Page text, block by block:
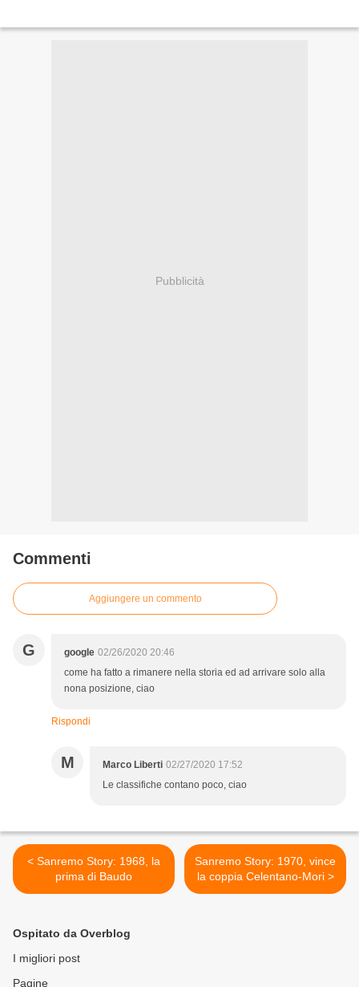
Pubblicità
Commenti
Aggiungere un commento
G google 02/26/2020 20:46
come ha fatto a rimanere nella storia ed ad arrivare solo alla
nona posizione, ciao
Rispondi
M Marco Liberti 02/27/2020 17:52
Le classifiche contano poco, ciao
< Sanremo Story: 1968, la
prima di Baudo
Sanremo Story: 1970, vince
la coppia Celentano-Mori >
Ospitato da Overblog
I migliori post
Pagine